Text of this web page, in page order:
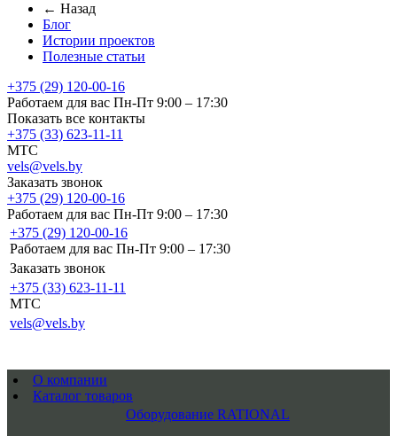
← Назад
Блог
Истории проектов
Полезные статьи
+375 (29) 120-00-16
Работаем для вас Пн-Пт 9:00 – 17:30
Показать все контакты
+375 (33) 623-11-11
MTC
vels@vels.by
Заказать звонок
+375 (29) 120-00-16
Работаем для вас Пн-Пт 9:00 – 17:30
+375 (29) 120-00-16
Работаем для вас Пн-Пт 9:00 – 17:30
Заказать звонок
+375 (33) 623-11-11
MTC
vels@vels.by
О компании
Каталог товаров
Оборудование RATIONAL